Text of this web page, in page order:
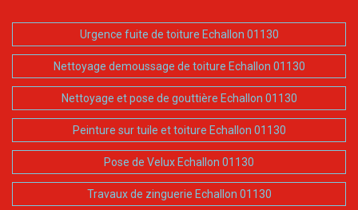
Urgence fuite de toiture Echallon 01130
Nettoyage demoussage de toiture Echallon 01130
Nettoyage et pose de gouttière Echallon 01130
Peinture sur tuile et toiture Echallon 01130
Pose de Velux Echallon 01130
Travaux de zinguerie Echallon 01130